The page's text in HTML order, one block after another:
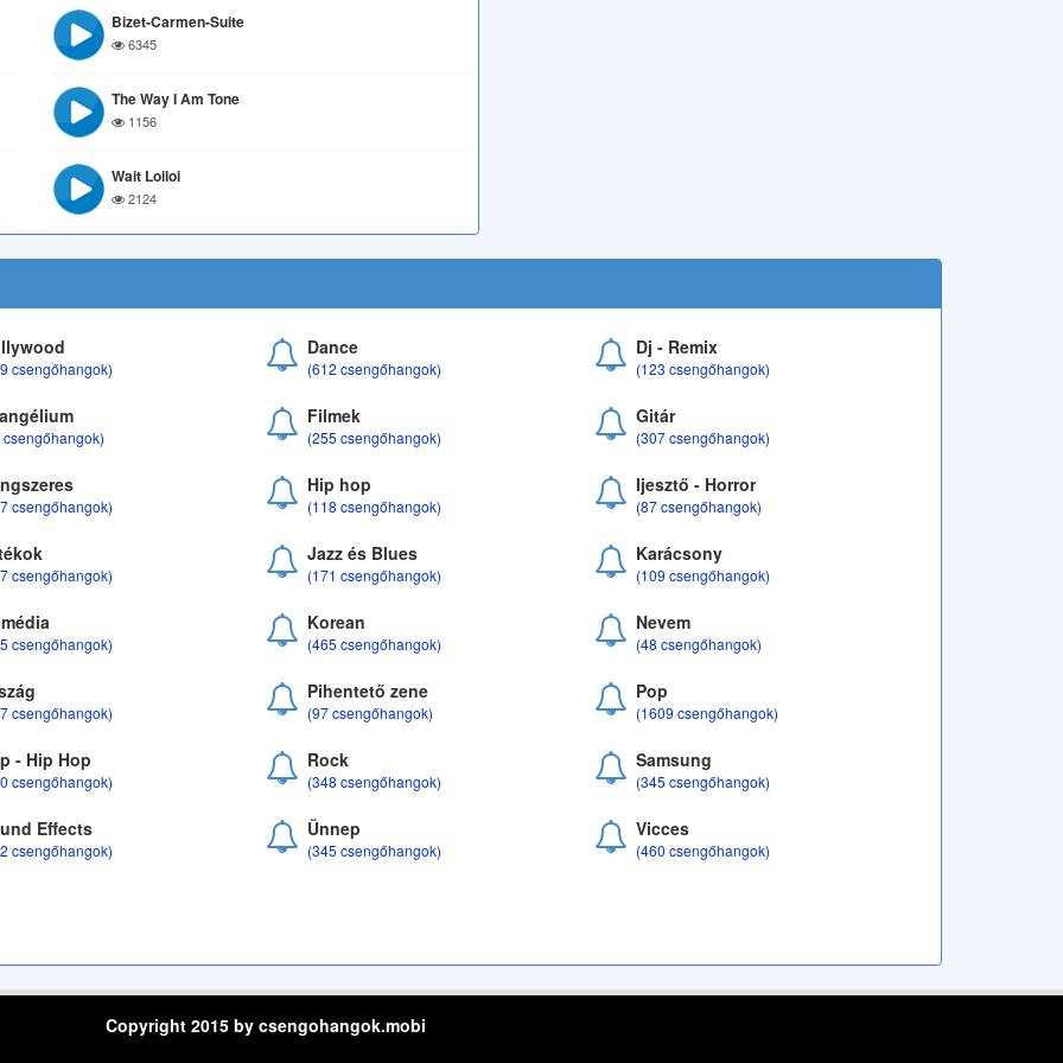
Bizet-Carmen-Suite
6345
The Way I Am Tone
1156
Wait Loiloi
2124
csengőhangok)
Dance
(612 csengőhangok)
Dj - Remix
(123 csengőhangok)
csengőhangok)
Filmek
(255 csengőhangok)
Gitár
(307 csengőhangok)
csengőhangok)
Hip hop
(118 csengőhangok)
Ijesztő - Horror
(87 csengőhangok)
csengőhangok)
Jazz és Blues
(171 csengőhangok)
Karácsony
(109 csengőhangok)
csengőhangok)
Korean
(465 csengőhangok)
Nevem
(48 csengőhangok)
csengőhangok)
Pihentető zene
(97 csengőhangok)
Pop
(1609 csengőhangok)
- Hip Hop
csengőhangok)
Rock
(348 csengőhangok)
Samsung
(345 csengőhangok)
Effects
csengőhangok)
Ünnep
(345 csengőhangok)
Vicces
(460 csengőhangok)
Copyright 2015 by csengohangok.mobi